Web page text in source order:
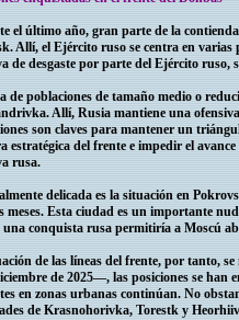
el último año, gran parte de la
Allí, el Ejército ruso se centra en varias
de desgaste por parte del Ejército ruso,
de poblaciones de tamaño medio o
Allí, Rusia mantiene una
son claves para mantener un
estratégica del frente e impedir el
rusa.
delicada es la situación en
meses. Esta ciudad es un importante
una conquista rusa permitiría a Moscú
de las líneas del frente, por tanto,
de 2025—, las posiciones se han
en zonas urbanas continúan. No
de Krasnohorivka, Torestk y